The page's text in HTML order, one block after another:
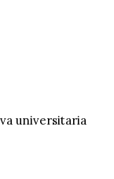
universitaria